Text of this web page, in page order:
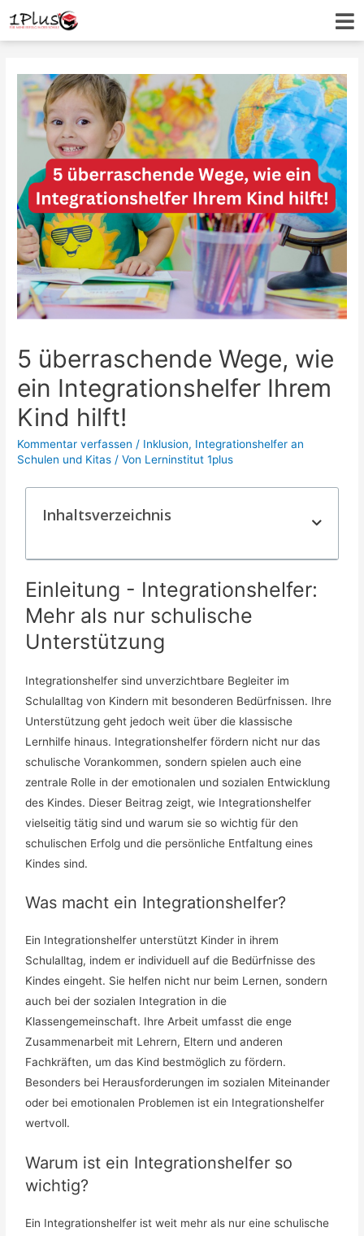
5 überraschende Wege, wie
ein Integrationshelfer Ihrem
Kind hilft!
Kommentar verfassen / Inklusion, Integrationshelfer an
Schulen und Kitas / Von Lerninstitut 1plus
Inhaltsverzeichnis
Einleitung - Integrationshelfer:
Mehr als nur schulische
Unterstützung
Integrationshelfer sind unverzichtbare Begleiter im
Schulalltag von Kindern mit besonderen Bedürfnissen. Ihre
Unterstützung geht jedoch weit über die klassische
Lernhilfe hinaus. Integrationshelfer fördern nicht nur das
schulische Vorankommen, sondern spielen auch eine
zentrale Rolle in der emotionalen und sozialen Entwicklung
des Kindes. Dieser Beitrag zeigt, wie Integrationshelfer
vielseitig tätig sind und warum sie so wichtig für den
schulischen Erfolg und die persönliche Entfaltung eines
Kindes sind.
Was macht ein Integrationshelfer?
Ein Integrationshelfer unterstützt Kinder in ihrem
Schulalltag, indem er individuell auf die Bedürfnisse des
Kindes eingeht. Sie helfen nicht nur beim Lernen, sondern
auch bei der sozialen Integration in die
Klassengemeinschaft. Ihre Arbeit umfasst die enge
Zusammenarbeit mit Lehrern, Eltern und anderen
Fachkräften, um das Kind bestmöglich zu fördern.
Besonders bei Herausforderungen im sozialen Miteinander
oder bei emotionalen Problemen ist ein Integrationshelfer
wertvoll.
Warum ist ein Integrationshelfer so
wichtig?
Ein Integrationshelfer ist weit mehr als nur eine schulische